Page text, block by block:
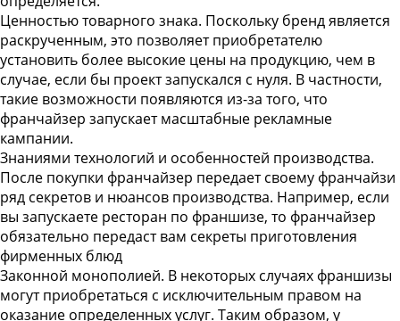
Ценностью товарного знака. Поскольку бренд является
раскрученным, это позволяет приобретателю
установить более высокие цены на продукцию, чем в
случае, если бы проект запускался с нуля. В частности,
такие возможности появляются из-за того, что
франчайзер запускает масштабные рекламные
кампании.
Знаниями технологий и особенностей производства.
После покупки франчайзер передает своему франчайзи
ряд секретов и нюансов производства. Например, если
вы запускаете ресторан по франшизе, то франчайзер
обязательно передаст вам секреты приготовления
фирменных блюд
Законной монополией. В некоторых случаях франшизы
могут приобретаться с исключительным правом на
оказание определенных услуг. Таким образом, у